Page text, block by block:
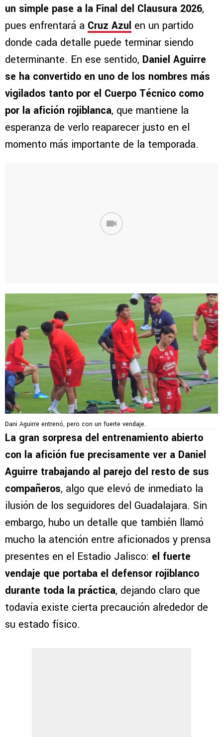
un simple pase a la Final del Clausura 2026,
pues enfrentará a Cruz Azul en un partido
donde cada detalle puede terminar siendo
determinante. En ese sentido, Daniel Aguirre
se ha convertido en uno de los nombres más
vigilados tanto por el Cuerpo Técnico como
por la afición rojiblanca, que mantiene la
esperanza de verlo reaparecer justo en el
momento más importante de la temporada.
Dani Aguirre entrenó, pero con un fuerte vendaje.
La gran sorpresa del entrenamiento abierto
con la afición fue precisamente ver a Daniel
Aguirre trabajando al parejo del resto de sus
compañeros, algo que elevó de inmediato la
ilusión de los seguidores del Guadalajara. Sin
embargo, hubo un detalle que también llamó
mucho la atención entre aficionados y prensa
presentes en el Estadio Jalisco: el fuerte
vendaje que portaba el defensor rojiblanco
durante toda la práctica, dejando claro que
todavía existe cierta precaución alrededor de
su estado físico.